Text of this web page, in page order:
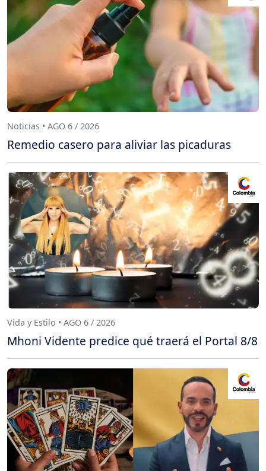
Noticias • AGO 6 / 2026
Remedio casero para aliviar las picaduras
Vida y Estilo • AGO 6 / 2026
Mhoni Vidente predice qué traerá el Portal 8/8